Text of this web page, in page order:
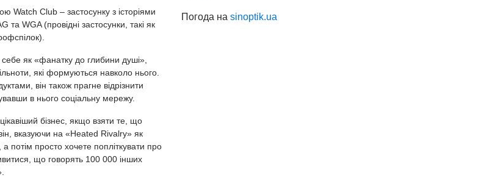
Watch Club – застосунку з історіями
WGA (провідні застосунки, такі як
як «фанатку до глибини душі»,
які формуються навколо нього.
він також прагне відрізнити
в нього соціальну мережу.
бізнес, якщо взяти те, що
вказуючи на «Heated Rivalry» як
потім просто хочете попліткувати про
що говорять 100 000 інших
Погода наsinoptik.ua